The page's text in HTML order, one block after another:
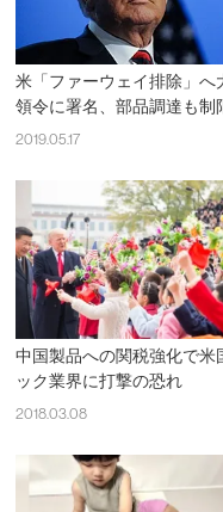
米「ファーウェイ排除」へ
領令に署名、部品調達も制
2019.05.17
中国製品への関税強化で米
ック業界に打撃の恐れ
2018.03.08